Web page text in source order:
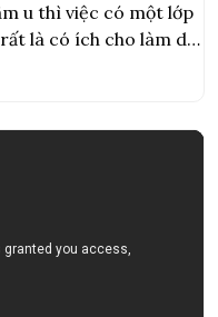
u thì việc có một lớp
là có ích cho làm da